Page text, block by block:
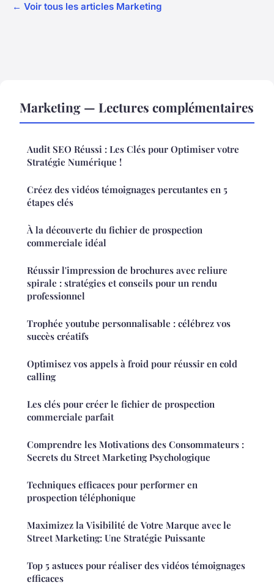
← Voir tous les articles Marketing
Marketing — Lectures complémentaires
Audit SEO Réussi : Les Clés pour Optimiser votre
Stratégie Numérique !
Créez des vidéos témoignages percutantes en 5
étapes clés
À la découverte du fichier de prospection
commerciale idéal
Réussir l'impression de brochures avec reliure
spirale : stratégies et conseils pour un rendu
professionnel
Trophée youtube personnalisable : célébrez vos
succès créatifs
Optimisez vos appels à froid pour réussir en cold
calling
Les clés pour créer le fichier de prospection
commerciale parfait
Comprendre les Motivations des Consommateurs :
Secrets du Street Marketing Psychologique
Techniques efficaces pour performer en
prospection téléphonique
Maximizez la Visibilité de Votre Marque avec le
Street Marketing: Une Stratégie Puissante
Top 5 astuces pour réaliser des vidéos témoignages
efficaces